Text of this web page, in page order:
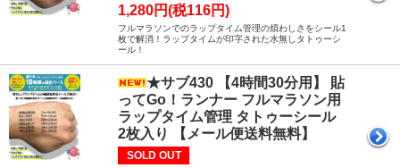
1,280円(税116円)
フルマラソンでのラップタイム管理の煩わしさをシール1
枚で解消！ラップタイムが印字された水無しタトゥーシ
ール！
★サブ430 【4時間30分用】 貼
ってGo！ランナー フルマラソン用
ラップタイム管理 タトゥーシール
2枚入り 【メール便送料無料】
SOLD OUT